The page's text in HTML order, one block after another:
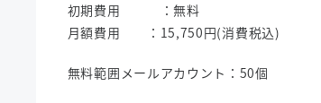
初期費用 ：無料
月額費用 ：15,750円(消費税込)
無料範囲メールアカウント：50個